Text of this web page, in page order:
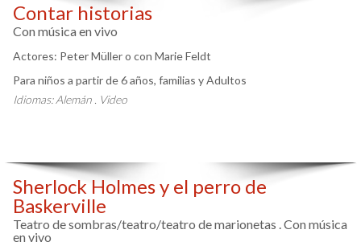
Contar historias
Con música en vivo
Actores: Peter Müller o con Marie Feldt
Para niños a partir de 6 años, familias y Adultos
Idiomas: Alemán . Video
Sherlock Holmes y el perro de
Baskerville
Teatro de sombras/teatro/teatro de marionetas . Con música
en vivo